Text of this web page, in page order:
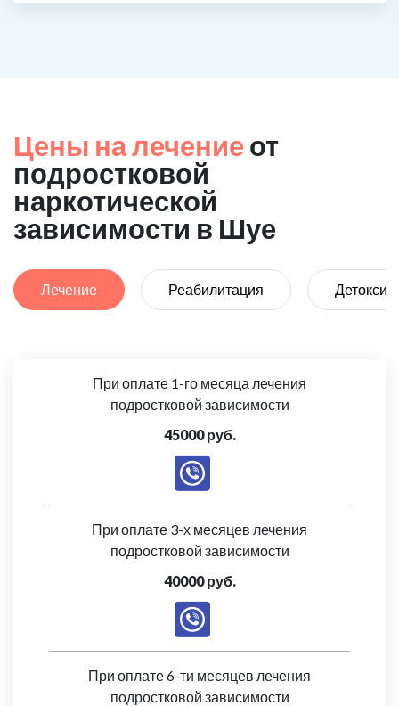
Цены на лечение от
подростковой
наркотической
зависимости в Шуе
Лечение Реабилитация
При оплате 1-го месяца лечения
подростковой зависимости
45000 руб.
При оплате 3-х месяцев лечения
подростковой зависимости
40000 руб.
При оплате 6-ти месяцев лечения
подростковой зависимости